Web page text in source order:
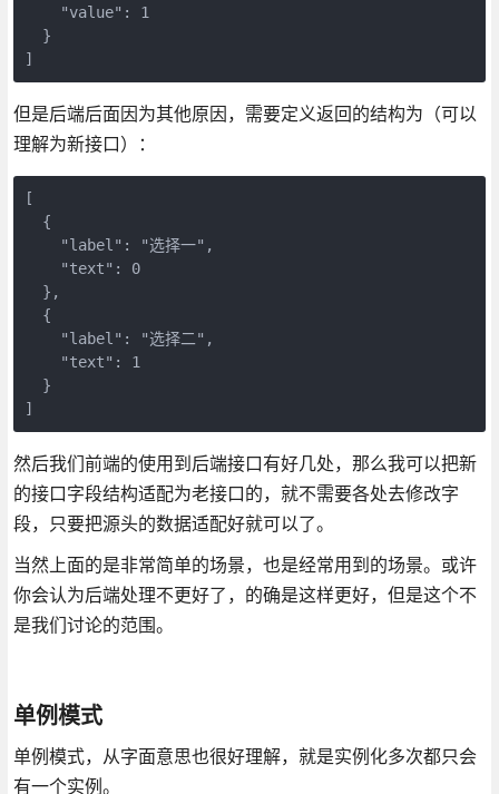
    "value": 1
  }
]
但是后端后面因为其他原因，需要定义返回的结构为（可以
理解为新接口）：
[
  {
    "label": "选择一",
    "text": 0
  },
  {
    "label": "选择二",
    "text": 1
  }
]
然后我们前端的使用到后端接口有好几处，那么我可以把新
的接口字段结构适配为老接口的，就不需要各处去修改字
段，只要把源头的数据适配好就可以了。
当然上面的是非常简单的场景，也是经常用到的场景。或许
你会认为后端处理不更好了，的确是这样更好，但是这个不
是我们讨论的范围。
单例模式
单例模式，从字面意思也很好理解，就是实例化多次都只会
有一个实例。